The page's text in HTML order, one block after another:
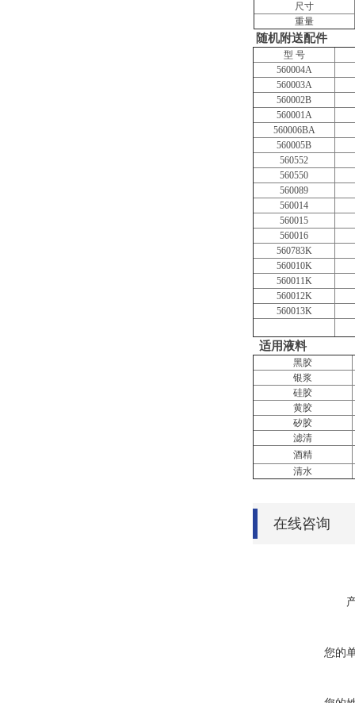
尺寸
重量
随机附送配件
型 号
560004A
560003A
560002B
560001A
560006BA
560005B
560552
560550
560089
560014
560015
560016
560783K
560010K
560011K
560012K
560013K
适用液料
黑胶
银浆
硅胶
黄胶
矽胶
滤清
酒精
清水
在线咨询
您的